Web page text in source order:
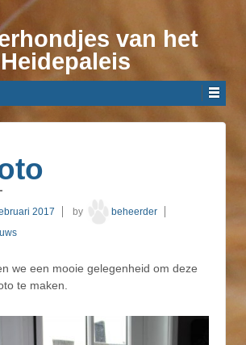
van het
Heidepaleis
2017 by
beheerder
we een mooie gelegenheid om deze
te maken.